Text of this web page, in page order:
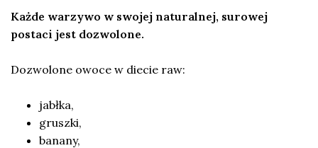
Każde warzywo w swojej naturalnej, surowej
postaci jest dozwolone.
Dozwolone owoce w diecie raw:
jabłka,
gruszki,
banany,